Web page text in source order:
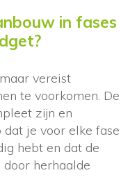
in fases
vereist
te voorkomen. De
zijn en
je voor elke fase
hebt en dat de
herhaalde